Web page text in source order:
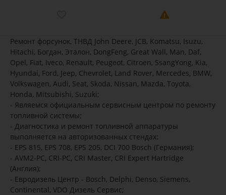
Ремонт форсунок, ТНВД John Deere, JCB, Komatsu, Isuzu,
Hitachi, Богдан, Эталон, DongFeng, Great Wall, Man, Daf,
Opel, Fiat, Iveco, Renault, Peugeot, Citroen, SsangYong, Kia,
Hyundai, Ford, Jeep, Chevrolet, Land Rover, Mercedes, BMW,
Volkswagen, Audi, Seat, Skoda, Nissan, Mazda, Toyota,
Honda, Mitsubishi, Suzuki;
- Являемся официальным сервисным центром по ремонту
топливной системы;
- Диагностика и ремонт топливной аппаратуры
выполняется на авторизованных стендах:
- EPS 815, EPS 708, EPS 205, DCI 700 Bosch (Германия);
- AVM2-PC, CRI-PC, CRI Master, CRI Expert Hartridge
(Англия);
- Евродизель Центр - Bosch, Delphi, Denso, Siemens,
Continental, VDO Дизель Сервис;